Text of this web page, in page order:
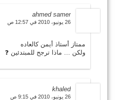
ahmed samer
26 يونيو، 2010 في 12:57 ص
ممتاز أستاذ أيمن كالعاده
ولكن … ماذا ترجح للمبتدئين ❓
khaled
26 يونيو، 2010 في 9:15 ص